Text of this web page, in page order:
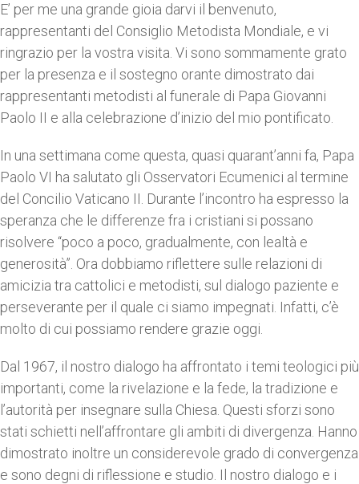
E’ per me una grande gioia darvi il benvenuto,
rappresentanti del Consiglio Metodista Mondiale, e vi
ringrazio per la vostra visita. Vi sono sommamente grato
per la presenza e il sostegno orante dimostrato dai
rappresentanti metodisti al funerale di Papa Giovanni
Paolo II e alla celebrazione d’inizio del mio pontificato.
In una settimana come questa, quasi quarant’anni fa, Papa
Paolo VI ha salutato gli Osservatori Ecumenici al termine
del Concilio Vaticano II. Durante l’incontro ha espresso la
speranza che le differenze fra i cristiani si possano
risolvere “poco a poco, gradualmente, con lealtà e
generosità”. Ora dobbiamo riflettere sulle relazioni di
amicizia tra cattolici e metodisti, sul dialogo paziente e
perseverante per il quale ci siamo impegnati. Infatti, c’è
molto di cui possiamo rendere grazie oggi.
Dal 1967, il nostro dialogo ha affrontato i temi teologici più
importanti, come la rivelazione e la fede, la tradizione e
l’autorità per insegnare sulla Chiesa. Questi sforzi sono
stati schietti nell’affrontare gli ambiti di divergenza. Hanno
dimostrato inoltre un considerevole grado di convergenza
e sono degni di riflessione e studio. Il nostro dialogo e i